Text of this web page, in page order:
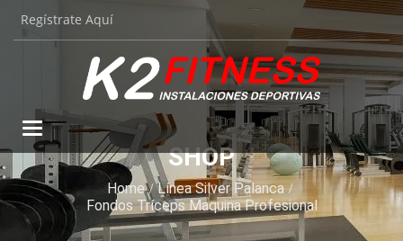
Regístrate Aquí
Toggle
navigation
SHOP
Home
Línea Silver Palanca
Fondos Tríceps Maquina Profesional